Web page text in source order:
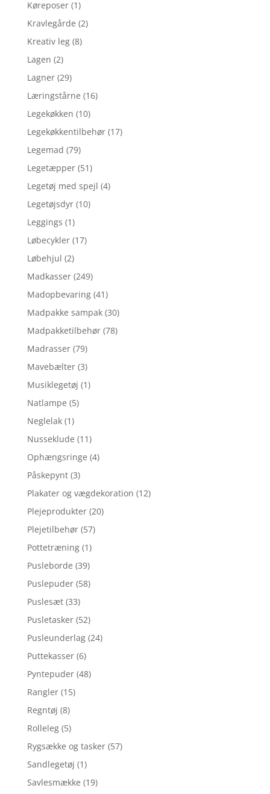
Køreposer (1)
Kravlegårde (2)
Kreativ leg (8)
Lagen (2)
Lagner (29)
Læringstårne (16)
Legekøkken (10)
Legekøkkentilbehør (17)
Legemad (79)
Legetæpper (51)
Legetøj med spejl (4)
Legetøjsdyr (10)
Leggings (1)
Løbecykler (17)
Løbehjul (2)
Madkasser (249)
Madopbevaring (41)
Madpakke sampak (30)
Madpakketilbehør (78)
Madrasser (79)
Mavebælter (3)
Musiklegetøj (1)
Natlampe (5)
Neglelak (1)
Nusseklude (11)
Ophængsringe (4)
Påskepynt (3)
Plakater og vægdekoration (12)
Plejeprodukter (20)
Plejetilbehør (57)
Pottetræning (1)
Pusleborde (39)
Puslepuder (58)
Puslesæt (33)
Pusletasker (52)
Pusleunderlag (24)
Puttekasser (6)
Pyntepuder (48)
Rangler (15)
Regntøj (8)
Rolleleg (5)
Rygsække og tasker (57)
Sandlegetøj (1)
Savlesmække (19)